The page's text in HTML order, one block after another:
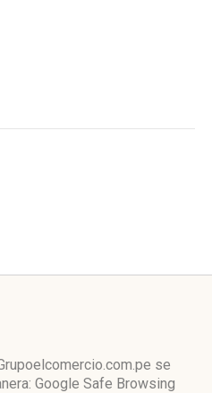
se
Google Safe Browsing